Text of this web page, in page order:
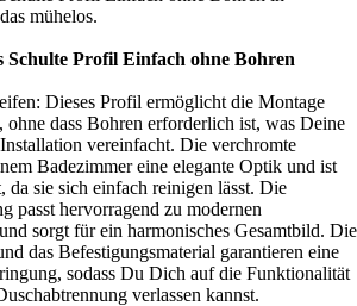
mühelos.
Schulte Profil Einfach ohne Bohren
Dieses Profil ermöglicht die Montage
ohne dass Bohren erforderlich ist, was Deine
vereinfacht. Die verchromte
Badezimmer eine elegante Optik und ist
da sie sich einfach reinigen lässt. Die
passt hervorragend zu modernen
sorgt für ein harmonisches Gesamtbild. Die
das Befestigungsmaterial garantieren eine
sodass Du Dich auf die Funktionalität
verlassen kannst.